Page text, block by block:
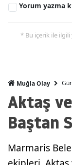
Yorum yazma
* Bu içerik ile ilgili
Muğla Olay
Aktaş
Baştan
Marmaris